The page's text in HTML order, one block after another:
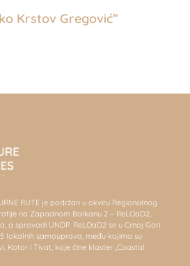
Krstov Gregović”
RUTE je podržan u okviru Regionalnog
na Zapadnom Balkanu 2 – ReLOaD2,
a sprovodi UNDP. ReLOaD2 se u Crnoj Gori
lokalnih samouprava, među kojima su
Kotor i Tivat, koje čine klaster „Coastal